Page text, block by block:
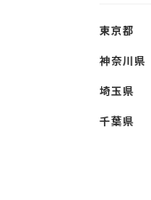
東京都
神奈川県
埼玉県
千葉県